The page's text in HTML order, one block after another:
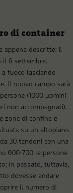
di container
appena descritte: il
il 6 settembre.
a fuoco lasciando
Il nuovo campo sarà
(1000 uomini
non accompagnati).
zone di confine e
su un altopiano
30 tendoni con una
600-700 le persone
in passato, tuttavia,
dovesse andare
il numero di